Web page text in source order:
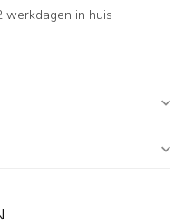
werkdagen in huis